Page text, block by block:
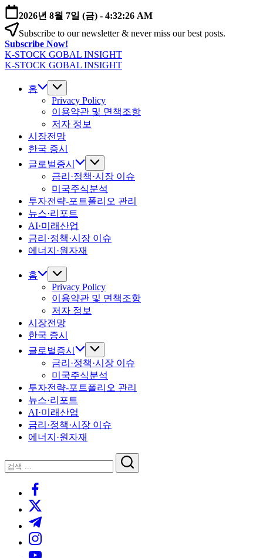
본
문
으
로
건
너
2026년 8월 7일 (금) - 4:32:27 AM
Subscribe to our newsletter & never miss our best posts.
Subscribe Now!
K-STOCK GOBAL INSIGHT
글
K-STOCK GOBAL INSIGHT
홈
Privacy Policy
이용약관 및 면책조항
저자 정보
시장전망
한국 증시
글로벌증시
금리·정책·시장 이슈
미국주식분석
투자전략-포트폴리오 관리
뉴스·리포트
AI·미래산업
금리·정책·시장 이슈
에너지·원자재
홈
Privacy Policy
이용약관 및 면책조항
저자 정보
시장전망
한국 증시
글로벌증시
금리·정책·시장 이슈
미국주식분석
투자전략-포트폴리오 관리
뉴스·리포트
AI·미래산업
금리·정책·시장 이슈
에너지·원자재
닫
기
검
검
https://www.facebook.com/
https://twitter.com/
https://t.me/
https://www.instagram.com/
https://youtube.com/